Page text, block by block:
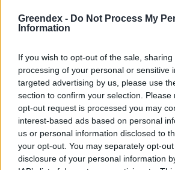
Greendex - Do Not Process My
Information
If you wish to opt-out of the sale,
processing of your personal or sensitive
targeted advertising by us, please use
section to confirm your selection.
opt-out request is processed you may
interest-based ads based on personal
us or personal information disclosed to
your opt-out. You may separately opt-
disclosure of your personal information
Ezt a növényt már az őskorban is ismerték,
pedig ma is számos betegség ellen